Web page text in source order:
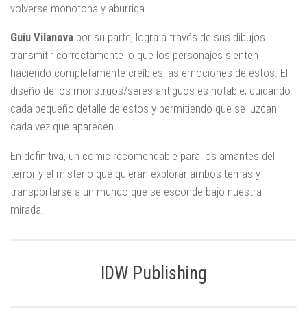
volverse monótona y aburrida.
Guiu Vilanova por su parte, logra a través de sus dibujos
transmitir correctamente lo que los personajes sienten
haciendo completamente creíbles las emociones de estos. El
diseño de los monstruos/seres antiguos es notable, cuidando
cada pequeño detalle de estos y permitiendo que se luzcan
cada vez que aparecen.
En definitiva, un comic recomendable para los amantes del
terror y el misterio que quieran explorar ambos temas y
transportarse a un mundo que se esconde bajo nuestra
mirada.
IDW Publishing